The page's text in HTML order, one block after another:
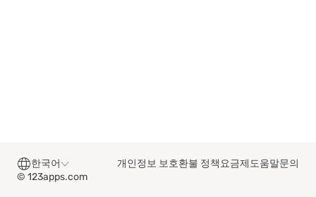
© 123apps.com
개인정보 보호환불 정책요금제도움말문의
한국어